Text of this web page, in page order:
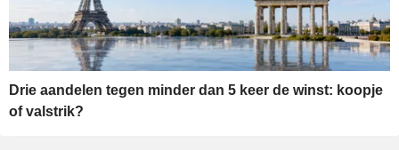
Drie aandelen tegen minder dan 5 keer de winst: koopje
of valstrik?